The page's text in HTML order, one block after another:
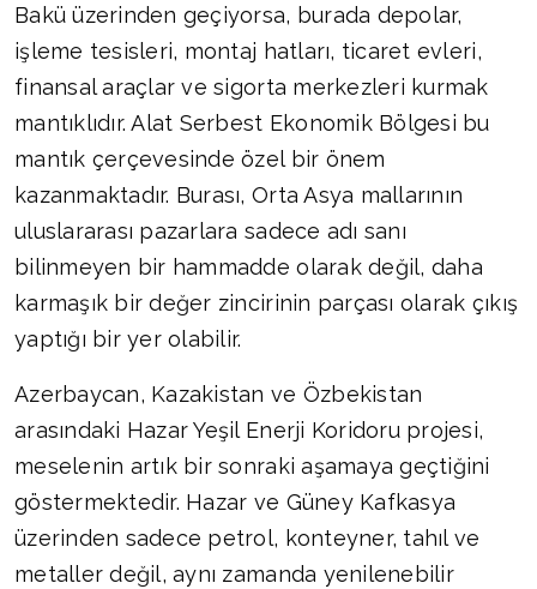
Bakü üzerinden geçiyorsa, burada depolar,
işleme tesisleri, montaj hatları, ticaret evleri,
finansal araçlar ve sigorta merkezleri kurmak
mantıklıdır. Alat Serbest Ekonomik Bölgesi bu
mantık çerçevesinde özel bir önem
kazanmaktadır. Burası, Orta Asya mallarının
uluslararası pazarlara sadece adı sanı
bilinmeyen bir hammadde olarak değil, daha
karmaşık bir değer zincirinin parçası olarak çıkış
yaptığı bir yer olabilir.
Azerbaycan, Kazakistan ve Özbekistan
arasındaki Hazar Yeşil Enerji Koridoru projesi,
meselenin artık bir sonraki aşamaya geçtiğini
göstermektedir. Hazar ve Güney Kafkasya
üzerinden sadece petrol, konteyner, tahıl ve
metaller değil, aynı zamanda yenilenebilir